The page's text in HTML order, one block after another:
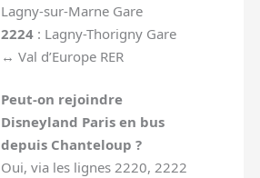
Lagny-sur-Marne Gare
2224 : Lagny-Thorigny Gare
↔ Val d’Europe RER
Peut-on rejoindre
Disneyland Paris en bus
depuis Chanteloup ?
Oui, via les lignes 2220, 2222